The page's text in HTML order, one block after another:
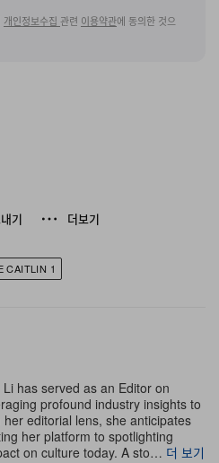
쿠셔닝 컴파운드와 포어풋
유닛을 조합했다. 이 테크니
제공하도록 정교하게 튜닝되
달러(미국 기준)의 소비자
지털 플랫폼과 전 세계 일부
개인정보수집 관련 이용약관에 동의한 것으
기 더보기
CAITLIN 1
has served as an Editor on
profound industry insights to
editorial lens, she anticipates
her platform to spotlighting
on culture today. A sto… 더 보기